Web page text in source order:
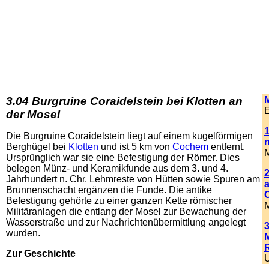
3.04 Burgruine Coraidelstein bei Klotten an
der Mosel
Die Burgruine Coraidelstein liegt auf einem kugelförmigen
Berghügel bei Klotten und ist 5 km von Cochem entfernt.
Ursprünglich war sie eine Befestigung der Römer. Dies
belegen Münz- und Keramikfunde aus dem 3. und 4.
Jahrhundert n. Chr. Lehmreste von Hütten sowie Spuren am
Brunnenschacht ergänzen die Funde. Die antike
Befestigung gehörte zu einer ganzen Kette römischer
Militäranlagen die entlang der Mosel zur Bewachung der
Wasserstraße und zur Nachrichtenübermittlung angelegt
wurden.
Zur Geschichte